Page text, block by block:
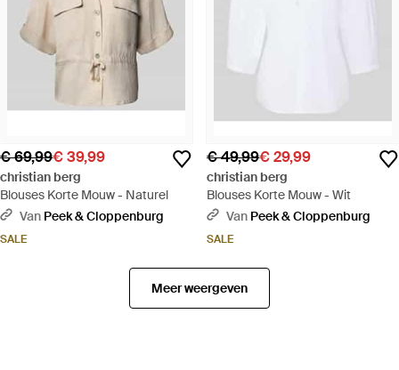
€ 69,99€ 39,99
christian berg
Blouses Korte Mouw - Naturel
Van Peek & Cloppenburg
SALE
€ 49,99€ 29,99
christian berg
Blouses Korte Mouw - Wit
Van Peek & Cloppenburg
SALE
Meer weergeven